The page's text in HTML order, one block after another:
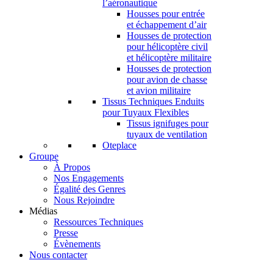
l’aéronautique
Housses pour entrée
et échappement d’air
Housses de protection
pour hélicoptère civil
et hélicoptère militaire
Housses de protection
pour avion de chasse
et avion militaire
Tissus Techniques Enduits
pour Tuyaux Flexibles
Tissus ignifuges pour
tuyaux de ventilation
Oteplace
Groupe
À Propos
Nos Engagements
Égalité des Genres
Nous Rejoindre
Médias
Ressources Techniques
Presse
Évènements
Nous contacter